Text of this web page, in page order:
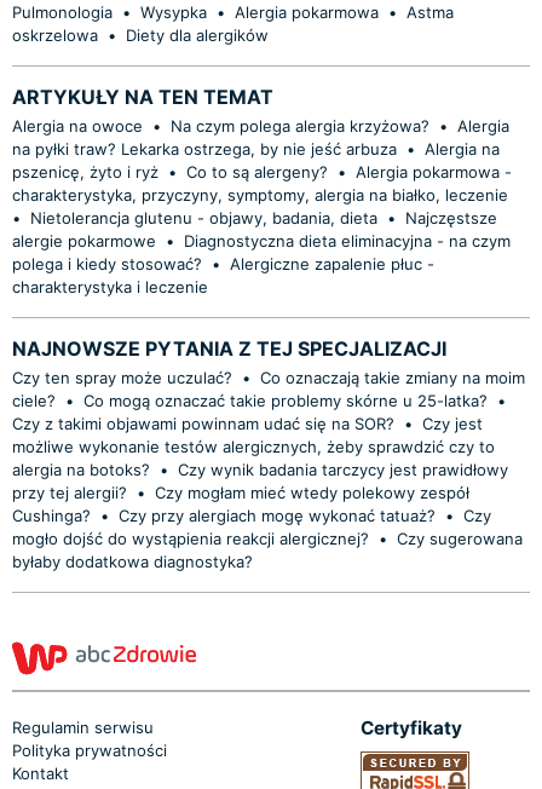
Pulmonologia • Wysypka • Alergia pokarmowa • Astma
oskrzelowa • Diety dla alergików
ARTYKUŁY NA TEN TEMAT
Alergia na owoce • Na czym polega alergia krzyżowa? • Alergia
na pyłki traw? Lekarka ostrzega, by nie jeść arbuza • Alergia na
pszenicę, żyto i ryż • Co to są alergeny? • Alergia pokarmowa -
charakterystyka, przyczyny, symptomy, alergia na białko, leczenie
•
Nietolerancja glutenu - objawy, badania, dieta •
Najczęstsze
alergie pokarmowe
•
Diagnostyczna dieta eliminacyjna - na czym
polega i kiedy stosować?
• Alergiczne zapalenie płuc -
charakterystyka i leczenie
NAJNOWSZE PYTANIA Z TEJ SPECJALIZACJI
Czy ten spray może uczulać? • Co oznaczają takie zmiany na moim
ciele?
• Co mogą oznaczać takie problemy skórne u 25-latka?
•
Czy z takimi objawami powinnam udać się na SOR?
• Czy jest
możliwe wykonanie testów alergicznych, żeby sprawdzić czy to
alergia na botoks?
• Czy wynik badania tarczycy jest prawidłowy
przy tej alergii?
• Czy mogłam mieć wtedy polekowy zespół
Cushinga?
• Czy przy alergiach mogę wykonać tatuaż? • Czy
mogło dojść do wystąpienia reakcji alergicznej?
• Czy sugerowana
byłaby dodatkowa diagnostyka?
Regulamin serwisu
Polityka prywatności
Kontakt
Certyfikaty